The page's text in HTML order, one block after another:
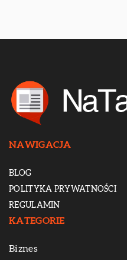
NAWIGACJA
BLOG
POLITYKA PRYWATNOŚCI
REGULAMIN
KATEGORIE
Biznes